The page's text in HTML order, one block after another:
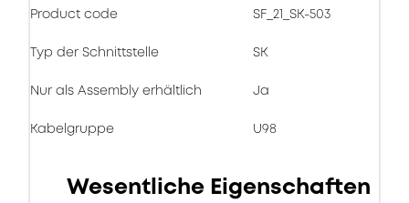
Product code SF_21_SK-503
Typ der Schnittstelle SK
Nur als Assembly erhältlich Ja
Kabelgruppe U98
Wesentliche Eigenschaften